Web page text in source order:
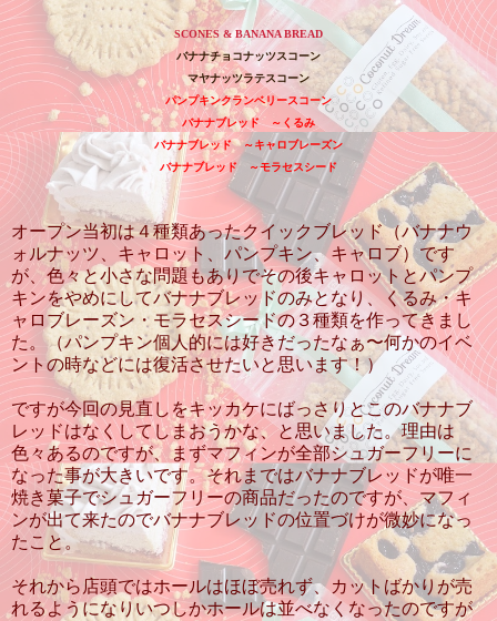
SCONES & BANANA BREAD
バナナチョコナッツスコーン
マヤナッツラテスコーン
パンプキンクランベリースコーン
バナナブレッド ～くるみ
バナナブレッド ～キャロブレーズン
バナナブレッド ～モラセスシード
オープン当初は４種類あったクイックブレッド（バナナウ
ォルナッツ、キャロット、パンプキン、キャロブ）です
が、色々と小さな問題もありでその後キャロットとパンプ
キンをやめにしてバナナブレッドのみとなり、くるみ・キ
ャロブレーズン・モラセスシードの３種類を作ってきまし
た。（パンプキン個人的には好きだったなぁ〜何かのイベ
ントの時などには復活させたいと思います！）
ですが今回の見直しをキッカケにばっさりとこのバナナブ
レッドはなくしてしまおうかな、と思いました。理由は
色々あるのですが、まずマフィンが全部シュガーフリーに
なった事が大きいです。それまではバナナブレッドが唯一
焼き菓子でシュガーフリーの商品だったのですが、マフィ
ンが出て来たのでバナナブレッドの位置づけが微妙になっ
たこと。
それから店頭ではホールはほぼ売れず、カットばかりが売
れるようになりいつしかホールは並べなくなったのですが